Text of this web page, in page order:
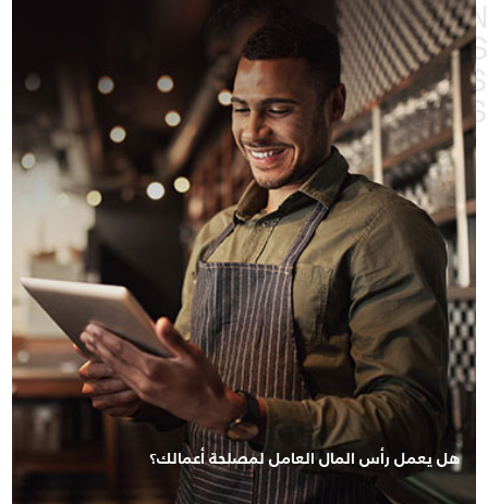
هل يعمل رأس المال العامل لمصلحة أعمالك؟